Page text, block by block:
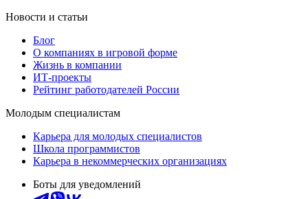
Новости и статьи
Блог
О компаниях в игровой форме
Жизнь в компании
ИТ-проекты
Рейтинг работодателей России
Молодым специалистам
Карьера для молодых специалистов
Школа программистов
Карьера в некоммерческих организациях
Боты для уведомлений